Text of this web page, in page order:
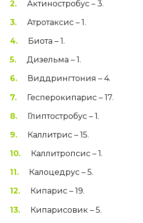
Актиностробус – 3.
Атротаксис – 1.
Биота – 1.
Дизельма – 1.
Виддрингтония – 4.
Гесперокипарис – 17.
Глиптостробус – 1.
Каллитрис – 15.
Каллитропсис – 1.
Калоцедрус – 5.
Кипарис – 19.
Кипарисовик – 5.